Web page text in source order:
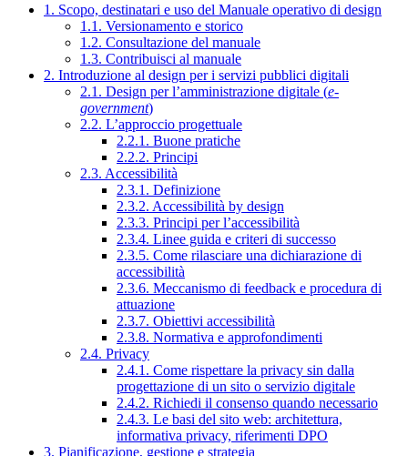
1. Scopo, destinatari e uso del Manuale operativo di design
1.1. Versionamento e storico
1.2. Consultazione del manuale
1.3. Contribuisci al manuale
2. Introduzione al design per i servizi pubblici digitali
2.1. Design per l’amministrazione digitale (e-
government)
2.2. L’approccio progettuale
2.2.1. Buone pratiche
2.2.2. Principi
2.3. Accessibilità
2.3.1. Definizione
2.3.2. Accessibilità by design
2.3.3. Principi per l’accessibilità
2.3.4. Linee guida e criteri di successo
2.3.5. Come rilasciare una dichiarazione di
accessibilità
2.3.6. Meccanismo di feedback e procedura di
attuazione
2.3.7. Obiettivi accessibilità
2.3.8. Normativa e approfondimenti
2.4. Privacy
2.4.1. Come rispettare la privacy sin dalla
progettazione di un sito o servizio digitale
2.4.2. Richiedi il consenso quando necessario
2.4.3. Le basi del sito web: architettura,
informativa privacy, riferimenti DPO
3. Pianificazione, gestione e strategia